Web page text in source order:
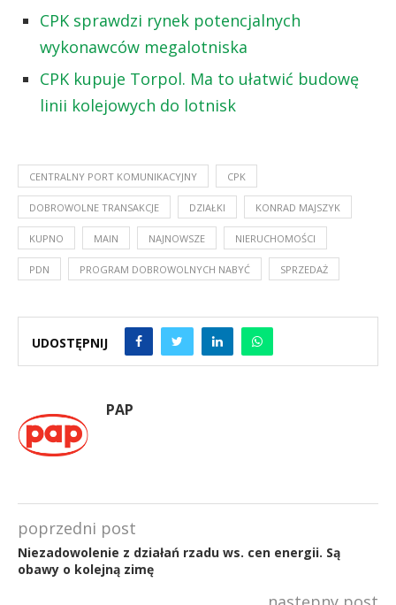
CPK sprawdzi rynek potencjalnych
wykonawców megalotniska
CPK kupuje Torpol. Ma to ułatwić budowę
linii kolejowych do lotnisk
CENTRALNY PORT KOMUNIKACYJNY CPK
DOBROWOLNE TRANSAKCJE DZIAŁKI KONRAD MAJSZYK
KUPNO MAIN NAJNOWSZE NIERUCHOMOŚCI
PDN PROGRAM DOBROWOLNYCH NABYĆ SPRZEDAŻ
UDOSTĘPNIJ
PAP
poprzedni post
Niezadowolenie z działań rzadu ws. cen energii. Są
obawy o kolejną zimę